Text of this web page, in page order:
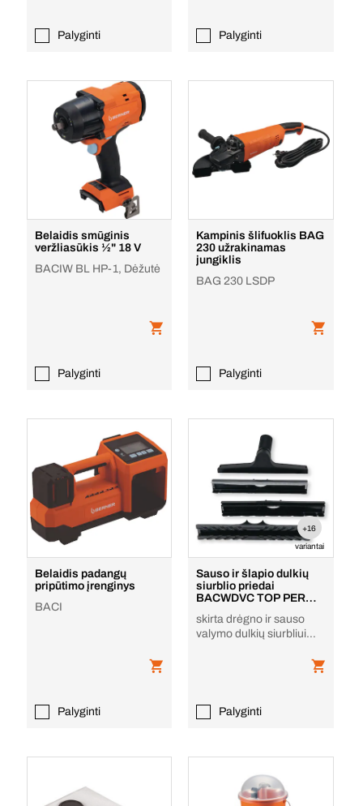
Palyginti Palyginti
Belaidis smūginis
veržliasūkis ½" 18 V
BACIW BL HP-1, Dėžutė
Palyginti
Kampinis šlifuoklis BAG
230 užrakinamas
jungiklis
BAG 230 LSDP
Palyginti
Belaidis padangų
pripūtimo įrenginys
BACI
Palyginti
+16
variantai
Sauso ir šlapio dulkių
siurblio priedai
BACWDVC TOP PERM L
skirta drėgno ir sauso
valymo dulkių siurbliui
Palyginti